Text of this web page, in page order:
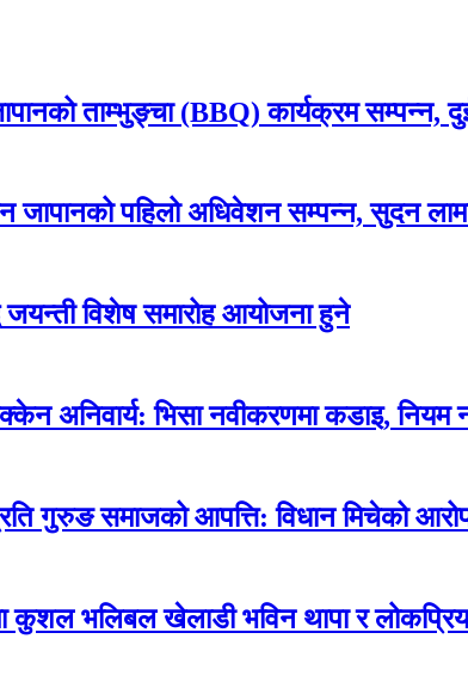
ताम्भुङ्चा (BBQ) कार्यक्रम सम्पन्न,
जापानको पहिलो अधिवेशन सम्पन्न, सुदन
विशेष समारोह आयोजना हुने
अनिवार्य: भिसा नवीकरणमा कडाइ, नियम
गुरुङ समाजको आपत्ति: विधान मिचेको
कुशल भलिबल खेलाडी भविन थापा र